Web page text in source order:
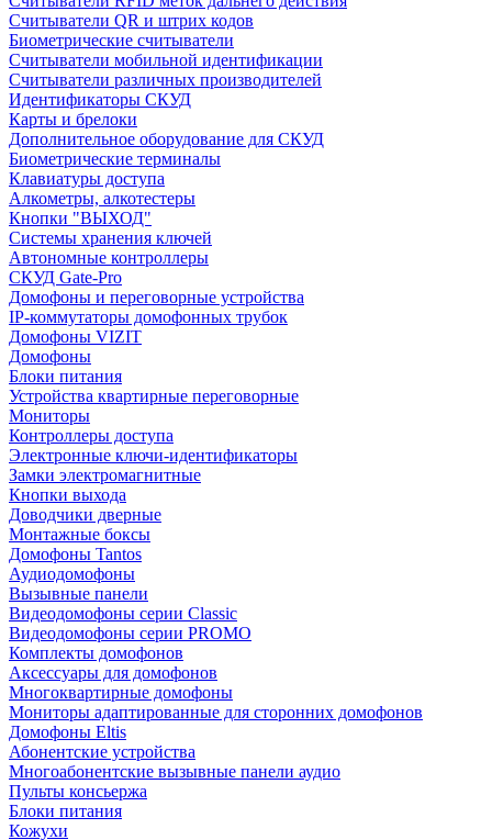
Считыватели QR и штрих кодов
Биометрические считыватели
Считыватели мобильной идентификации
Считыватели различных производителей
Идентификаторы СКУД
Карты и брелоки
Дополнительное оборудование для СКУД
Биометрические терминалы
Клавиатуры доступа
Алкометры, алкотестеры
Кнопки "ВЫХОД"
Системы хранения ключей
Автономные контроллеры
СКУД Gate-Pro
Домофоны и переговорные устройства
IP-коммутаторы домофонных трубок
Домофоны VIZIT
Домофоны
Блоки питания
Устройства квартирные переговорные
Мониторы
Контроллеры доступа
Электронные ключи-идентификаторы
Замки электромагнитные
Кнопки выхода
Доводчики дверные
Монтажные боксы
Домофоны Tantos
Аудиодомофоны
Вызывные панели
Видеодомофоны серии Classic
Видеодомофоны серии PROMO
Комплекты домофонов
Аксессуары для домофонов
Многоквартирные домофоны
Мониторы адаптированные для сторонних домофонов
Домофоны Eltis
Абонентские устройства
Многоабонентские вызывные панели аудио
Пульты консьержа
Блоки питания
Кожухи